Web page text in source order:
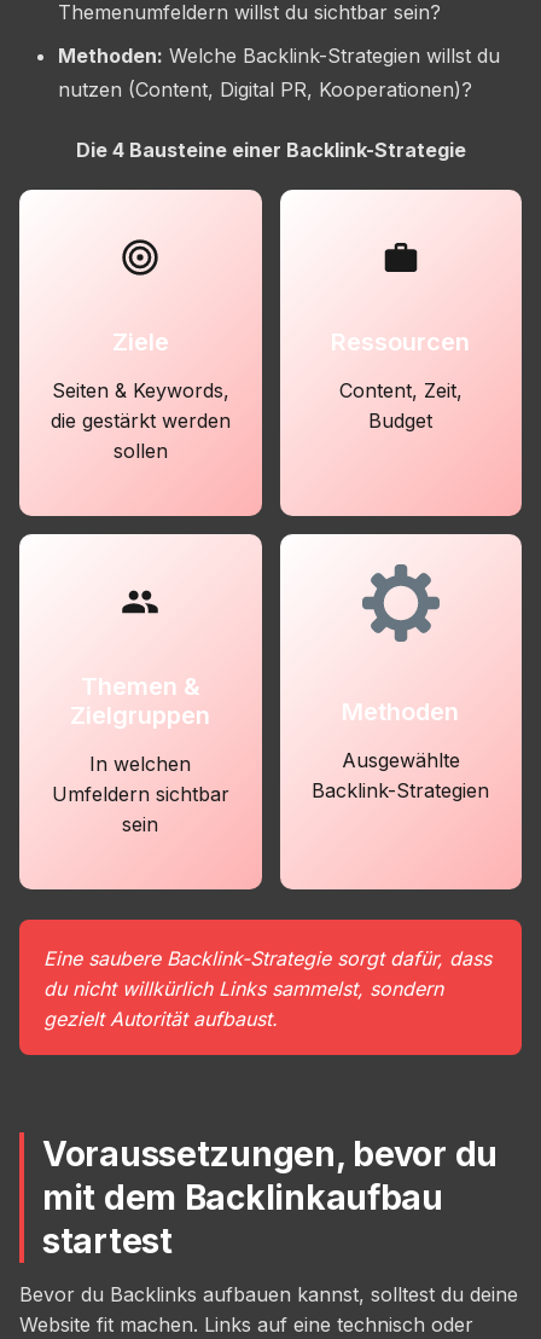
Themenumfeldern willst du sichtbar sein?
Methoden: Welche Backlink-Strategien willst du
nutzen (Content, Digital PR, Kooperationen)?
Die 4 Bausteine einer Backlink-Strategie
Ziele
Seiten & Keywords,
die gestärkt werden
sollen
Ressourcen
Content, Zeit,
Budget
Themen &
Zielgruppen
In welchen
Umfeldern sichtbar
sein
Methoden
Ausgewählte
Backlink-Strategien
Eine saubere Backlink-Strategie sorgt dafür, dass
du nicht willkürlich Links sammelst, sondern
gezielt Autorität aufbaust.
Voraussetzungen, bevor du
mit dem Backlinkaufbau
startest
Bevor du Backlinks aufbauen kannst, solltest du deine
Website fit machen. Links auf eine technisch oder